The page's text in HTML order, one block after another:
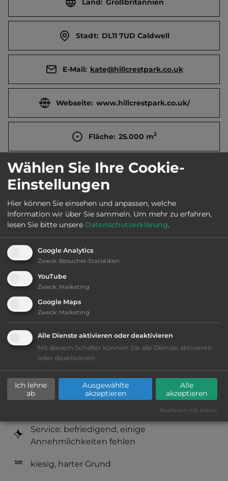
Stadt: DL11 7UD Caldwell
E-Mail: kate@hillcrestpark.co.uk
Webseite: www.hillcrestpark.co.uk/
Fläche: 25.000 m2
Öffnungszeiten: Ganzjährig geöffnet
Telefon: 0044 1325 733145
Ausstattung:
bis 35,- Euro
Klassifizierung: befriedigend
Platzeinrichtung: befriedigend
Geräuschkulisse: überwiegend ruhig
Service: befriedigend, einige
Annehmlichkeiten fehlen
kiesig, harter Grund
Wählen Sie Ihre Cookie-
Einstellungen
Hier können Sie einsehen und anpassen, welche
Information wir über Sie sammeln. Um mehr zu erfahren,
lesen Sie bitte unsere Datenschutzerklärung.
Google Analytics
Zweck: Besucher-Statistiken
YouTube
Zweck: Marketing
Google Maps
Zweck: Marketing
Alle Dienste aktivieren oder deaktivieren
Mit diesem Schalter können Sie alle Dienste aktivieren
oder deaktivieren.
Ich lehne
ab
Ausgewählte
akzeptieren
Alle
akzeptieren
Realisiert mit Klaro!